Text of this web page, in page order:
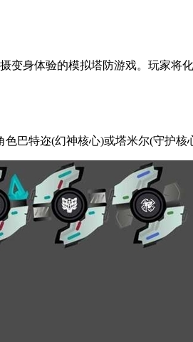
变身体验的模拟塔防游戏。玩家
巴特迩(幻神核心)或塔米尔(守护核